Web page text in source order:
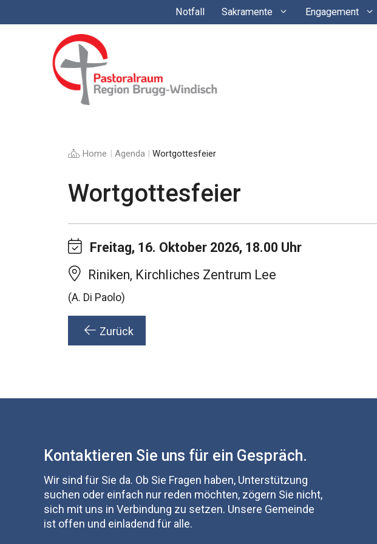
Notfall Sakramente Engagement
Home | Agenda | Wortgottesfeier
Wortgottesfeier
Freitag, 16. Oktober 2026, 18.00 Uhr
Riniken, Kirchliches Zentrum Lee
(A. Di Paolo)
Zurück
Kontaktieren Sie uns für ein Gespräch.
Wir sind für Sie da. Ob Sie Fragen haben, Unterstützung
suchen oder einfach nur reden möchten, zögern Sie nicht,
sich mit uns in Verbindung zu setzen. Unsere Gemeinde
ist offen und einladend für alle.